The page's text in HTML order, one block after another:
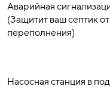
Аварийная
(Защитит ваш септик от
переполнения)
Насосная станция в